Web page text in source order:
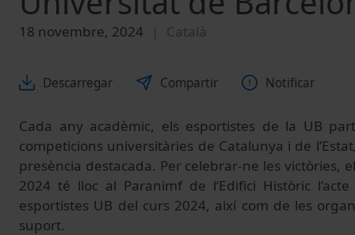
18 novembre, 2024 Català
Descarregar Compartir Notificar
Cada any acadèmic, els esportistes de la UB
competicions universitàries de Catalunya i de
presència destacada. Per celebrar-ne les victòries,
2024 té lloc al Paranimf de l’Edifici Històric
esportistes UB del curs 2024, així com de les
suport.